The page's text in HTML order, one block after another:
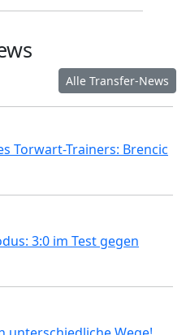
Alle Transfer-News
Torwart-Trainers: Brencic
3:0 im Test gegen